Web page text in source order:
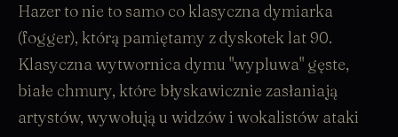
Hazer to nie to samo co klasyczna dymiarka
(fogger), którą pamiętamy z dyskotek lat 90.
Klasyczna wytwornica dymu "wypluwa" gęste,
białe chmury, które błyskawicznie zasłaniają
artystów, wywołują u widzów i wokalistów ataki